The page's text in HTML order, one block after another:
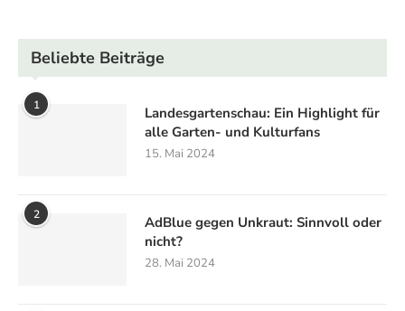
Beliebte Beiträge
1
Landesgartenschau: Ein Highlight für
alle Garten- und Kulturfans
15. Mai 2024
2
AdBlue gegen Unkraut: Sinnvoll oder
nicht?
28. Mai 2024